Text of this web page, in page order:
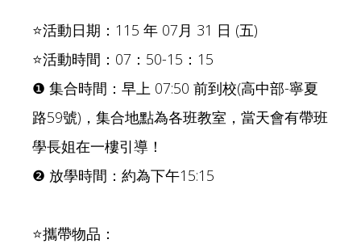
⭐活動日期：115 年 07月 31 日 (五)
⭐活動時間：07：50-15：15
❶ 集合時間：早上 07:50 前到校(高中部-寧夏
路59號)，集合地點為各班教室，當天會有帶班
學長姐在一樓引導！
❷ 放學時間：約為下午15:15
⭐攜帶物品：